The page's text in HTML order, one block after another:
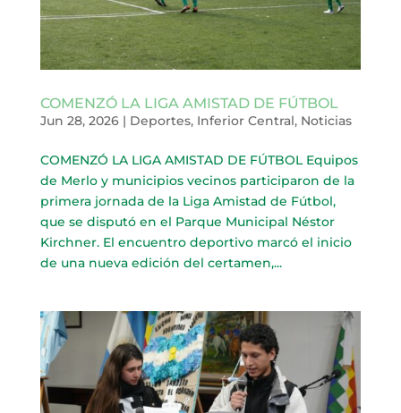
COMENZÓ LA LIGA AMISTAD DE FÚTBOL
Jun 28, 2026| Deportes, Inferior Central, Noticias
COMENZÓ LA LIGA AMISTAD DE FÚTBOL Equipos
de Merlo y municipios vecinos participaron de la
primera jornada de la Liga Amistad de Fútbol,
que se disputó en el Parque Municipal Néstor
Kirchner. El encuentro deportivo marcó el inicio
de una nueva edición del certamen,...